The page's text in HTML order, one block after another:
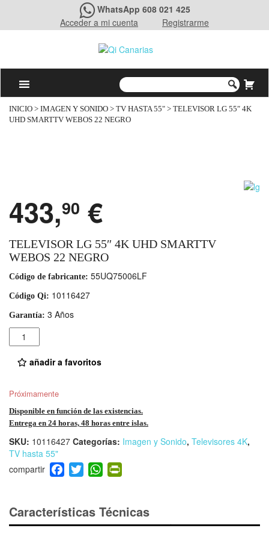
WhatsApp 608 021 425
Acceder a mi cuenta
Registrarme
INICIO > IMAGEN Y SONIDO > TV HASTA 55" > TELEVISOR LG 55″ 4K
UHD SMARTTV WEBOS 22 NEGRO
433,90 €
TELEVISOR LG 55″ 4K UHD SMARTTV
WEBOS 22 NEGRO
Código de fabricante: 55UQ75006LF
Código Qi: 10116427
Garantía: 3 Años
Cantidad
añadir a favoritos
Próximamente
Disponible en función de las existencias.
Entrega en 24 horas, 48 horas entre islas.
SKU: 10116427 Categorías: Imagen y Sonido, Televisores 4K,
TV hasta 55"
F
a
e
b
T
wi
er
W
h
s
A
ri
e
Características Técnicas